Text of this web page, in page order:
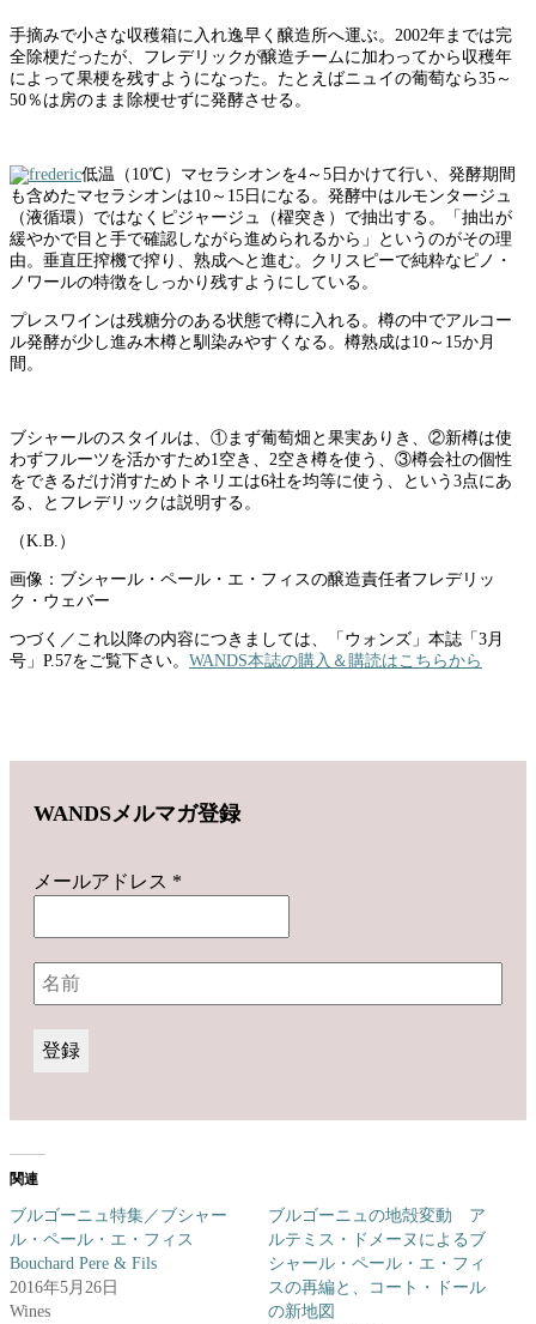
手摘みで小さな収穫箱に入れ逸早く醸造所へ運ぶ。2002年までは完
全除梗だったが、フレデリックが醸造チームに加わってから収穫年
によって果梗を残すようになった。たとえばニュイの葡萄なら35～
50％は房のまま除梗せずに発酵させる。
低温（10℃）マセラシオンを4～5日かけて行い、発酵期間
も含めたマセラシオンは10～15日になる。発酵中はルモンタージュ
（液循環）ではなくピジャージュ（櫂突き）で抽出する。「抽出が
緩やかで目と手で確認しながら進められるから」というのがその理
由。垂直圧搾機で搾り、熟成へと進む。クリスピーで純粋なピノ・
ノワールの特徴をしっかり残すようにしている。
プレスワインは残糖分のある状態で樽に入れる。樽の中でアルコー
ル発酵が少し進み木樽と馴染みやすくなる。樽熟成は10～15か月
間。
ブシャールのスタイルは、①まず葡萄畑と果実ありき、②新樽は使
わずフルーツを活かすため1空き、2空き樽を使う、③樽会社の個性
をできるだけ消すためトネリエは6社を均等に使う、という3点にあ
る、とフレデリックは説明する。
（K.B.）
画像：ブシャール・ペール・エ・フィスの醸造責任者フレデリッ
ク・ウェバー
つづく／これ以降の内容につきましては、「ウォンズ」本誌「3月
号」P.57をご覧下さい。 WANDS本誌の購入＆購読はこちらから
WANDSメルマガ登録
メールアドレス *
関連
ブルゴーニュ特集／ブシャー
ル・ペール・エ・フィス
Bouchard Pere & Fils
2016年5月26日
Wines
ブルゴーニュの地殻変動 ア
ルテミス・ドメーヌによるブ
シャール・ペール・エ・フィ
スの再編と、コート・ドール
の新地図